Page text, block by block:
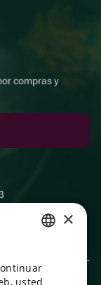
compras y
ENGLISH
×
usted